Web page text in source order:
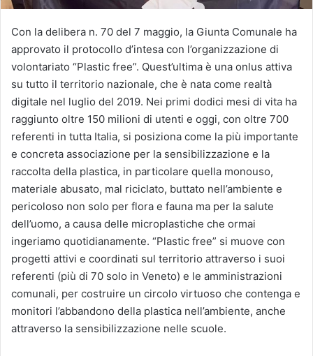
Con la delibera n. 70 del 7 maggio, la Giunta Comunale ha
approvato il protocollo d’intesa con l’organizzazione di
volontariato “Plastic free”. Quest’ultima è una onlus attiva
su tutto il territorio nazionale, che è nata come realtà
digitale nel luglio del 2019. Nei primi dodici mesi di vita ha
raggiunto oltre 150 milioni di utenti e oggi, con oltre 700
referenti in tutta Italia, si posiziona come la più importante
e concreta associazione per la sensibilizzazione e la
raccolta della plastica, in particolare quella monouso,
materiale abusato, mal riciclato, buttato nell’ambiente e
pericoloso non solo per flora e fauna ma per la salute
dell’uomo, a causa delle microplastiche che ormai
ingeriamo quotidianamente. “Plastic free” si muove con
progetti attivi e coordinati sul territorio attraverso i suoi
referenti (più di 70 solo in Veneto) e le amministrazioni
comunali, per costruire un circolo virtuoso che contenga e
monitori l’abbandono della plastica nell’ambiente, anche
attraverso la sensibilizzazione nelle scuole.